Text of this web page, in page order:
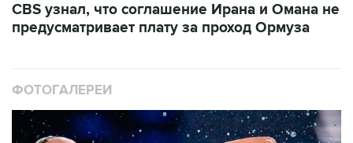
CBS узнал, что соглашение Ирана и Омана не
предусматривает плату за проход Ормуза
ФОТОГАЛЕРЕИ